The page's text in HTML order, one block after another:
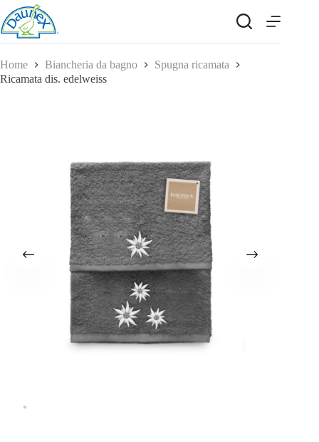
Salta
al
contenuto
Home Biancheria da bagno
Spugna ricamata
Ricamata dis. edelweiss